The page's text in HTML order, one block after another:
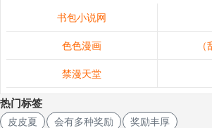
书包小说网
色色漫画
禁漫天堂
热门标签
皮皮夏 会有多种奖励 奖励丰厚